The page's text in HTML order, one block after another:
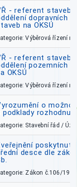
- referent
dopravních
na OKSÚ
Výběrová řízení
- referent
pozemních
OKSÚ
Výběrová řízení
o
podklady rozhodnutí
Stavební řád /
desce dle
Zákon č.106/1999